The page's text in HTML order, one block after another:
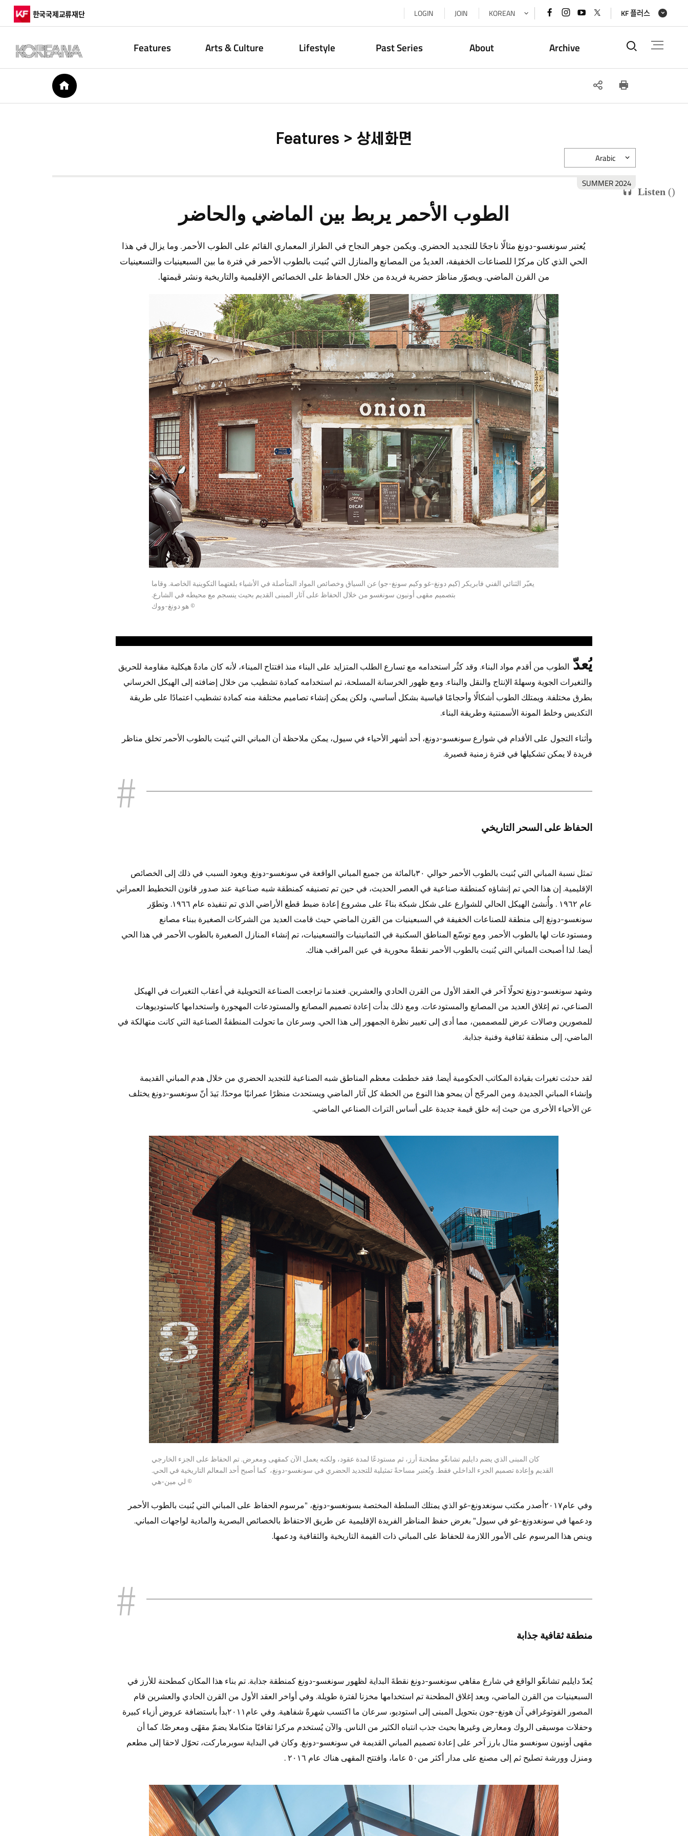
한국국제교류재단 LOGIN JOIN KOREAN 페이스북
바로가기
인스타그램
바로가기
유튜브
바로가기
x(트위터)
바로가기
KF 플러스
Features Arts & Culture Lifestyle Past Series About Archive 통합검
HOME SNS
Features > 상세화면
Listen ()
2024 SUMMER
Arabic
الطوب الأحمر يربط بين الماضي والحاضر
يُعتبر سونغسو-دونغ مثالًا ناجحًا للتجديد الحضري. ويكمن جوهر النجاح في الطراز المعماري القائم على الطوب الأحمر. وما يزال في هذا
الحي الذي كان مركزًا للصناعات الخفيفة، العديدُ من المصانع والمنازل التي بُنيت بالطوب الأحمر في فترة ما بين السبعينيات والتسعينيات
من القرن الماضي. ويصوّر مناظرَ حضرية فريدة من خلال الحفاظ على الخصائص الإقليمية والتاريخية ونشر قيمتها.
يعبّر الثنائي الفني فابريكر (كيم دونغ-غو وكيم سونغ-جو) عن السياق وخصائص المواد المتأصلة في الأشياء بلغتهما التكوينية الخاصة. وقاما
بتصميم مقهى أونيون سونغسو من خلال الحفاظ على آثار المبنى القديم بحيث ينسجم مع محيطه في الشارع.
© هو دونغ-ووك
يُعدّ الطوب من أقدم مواد البناء. وقد كثُر استخدامه مع تسارع الطلب المتزايد على البناء منذ افتتاح الميناء، لأنه كان مادةً هيكلية مقاومة للحريق
والتغيرات الجوية وسهلةَ الإنتاج والنقل والبناء. ومع ظهور الخرسانة المسلحة، تم استخدامه كمادة تشطيب من خلال إضافته إلى الهيكل الخرساني
بطرق مختلفة. ويمتلك الطوب أشكالًا وأحجامًا قياسية بشكل أساسي، ولكن يمكن إنشاء تصاميم مختلفة منه كمادة تشطيب اعتمادًا على طريقة
التكديس وخلط المونة الأسمنتية وطريقة البناء.
وأثناء التجول على الأقدام في شوارع سونغسو-دونغ، أحد أشهر الأحياء في سيول، يمكن ملاحظة أن المباني التي بُنيت بالطوب الأحمر تخلق مناظر
فريدة لا يمكن تشكيلها في فترة زمنية قصيرة.
الحفاظ على السحر التاريخي
تمثل نسبة المباني التي بُنيت بالطوب الأحمر حوالي ٣٠بالمائة من جميع المباني الواقعة في سونغسو-دونغ. ويعود السبب في ذلك إلى الخصائص
الإقليمية. إن هذا الحي تم إنشاؤه كمنطقة صناعية في العصر الحديث، في حين تم تصنيفه كمنطقة شبه صناعية عند صدور قانون التخطيط العمراني
عام ١٩٦٢ . وأُنشئ الهيكل الحالي للشوارع على شكل شبكة بناءً على مشروع إعادة ضبط قطع الأراضي الذي تم تنفيذه عام ١٩٦٦. وتطوّر
سونغسو-دونغ إلى منطقة للصناعات الخفيفة في السبعينيات من القرن الماضي حيث قامت العديد من الشركات الصغيرة ببناء مصانع
ومستودعات لها بالطوب الأحمر. ومع توسّع المناطق السكنية في الثمانينيات والتسعينيات، تم إنشاء المنازل الصغيرة بالطوب الأحمر في هذا الحي
أيضا. لذا أصبحت المباني التي بُنيت بالطوب الأحمر نقطةً محورية في عين المراقب هناك.
وشهد سونغسو-دونغ تحولًا آخر في العقد الأول من القرن الحادي والعشرين. فعندما تراجعت الصناعة التحويلية في أعقاب التغيرات في الهيكل
الصناعي، تم إغلاق العديد من المصانع والمستودعات. ومع ذلك بدأت إعادة تصميم المصانع والمستودعات المهجورة واستخدامها كاستوديوهات
للمصورين وصالات عرض للمصممين، مما أدى إلى تغيير نظرة الجمهور إلى هذا الحي. وسرعان ما تحولت المنطقةُ الصناعية التي كانت متهالكة في
الماضي، إلى منطقة ثقافية وفنية جذابة.
لقد حدثت تغيرات بقيادة المكاتب الحكومية أيضا. فقد خططت معظم المناطق شبه الصناعية للتجديد الحضري من خلال هدم المباني القديمة
وإنشاء المباني الجديدة. ومن المرجّح أن يمحو هذا النوع من الخطة كل آثار الماضي ويستحدث منظرًا عمرانيًا موحدًا. بَيدَ أنّ سونغسو-دونغ يختلف
عن الأحياء الأخرى من حيث إنه خلق قيمة جديدة على أساس التراث الصناعي الماضي.
كان المبنى الذي يضم دايليم تشانغّو مطحنةَ أرز، ثم مستودعًا لمدة عقود، ولكنه يعمل الآن كمقهى ومعرض. تم الحفاظ على الجزء الخارجي
القديم وإعادة تصميم الجزء الداخلي فقط. ويُعتبر مساحةً تمثيلية للتجديد الحضري في سونغسو-دونغ، كما أصبح أحد المعالم التاريخية في الحي.
© لي مين-هي
وفي عام٢٠١٧أصدر مكتب سونغدونغ-غو الذي يمتلك السلطة المختصة بسونغسو-دونغ، "مرسوم الحفاظ على المباني التي بُنيت بالطوب الأحمر
ودعمها في سونغدونغ-غو في سيول" بغرض حفظ المناظر الفريدة الإقليمية عن طريق الاحتفاظ بالخصائص البصرية والمادية لواجهات المباني.
وينص هذا المرسوم على الأمور اللازمة للحفاظ على المباني ذات القيمة التاريخية والثقافية ودعمها.
منطقة ثقافية جذابة
يُعدّ دايليم تشانغّو الواقع في شارع مقاهي سونغسو-دونغ نقطةَ البداية لظهور سونغسو-دونغ كمنطقة جذابة. تم بناء هذا المكان كمطحنة للأرز في
السبعينيات من القرن الماضي، وبعد إغلاق المطحنة تم استخدامها مخزنا لفترة طويلة. وفي أواخر العقد الأول من القرن الحادي والعشرين قام
المصور الفوتوغرافي آن هونغ-جون بتحويل المبنى إلى استوديو، سرعان ما اكتسب شهرةً شفاهية. وفي عام٢٠١١بدأ باستضافة عروض أزياء كبيرة
وحفلات موسيقى الروك ومعارض وغيرها بحيث جذب انتباه الكثير من الناس. والآن يُستخدم مركزا ثقافيّا متكاملا يضمّ مقهًى ومعرضًا. كما أن
مقهى أونيون سونغسو مثال بارز آخر على إعادة تصميم المباني القديمة في سونغسو-دونغ. وكان في البداية سوبرماركت، تحوّل لاحقا إلى مطعم
ومنزل وورشة تصليح ثم إلى مصنع على مدار أكثر من٥٠ عاما، وافتتح المقهى هناك عام ٢٠١٦ .